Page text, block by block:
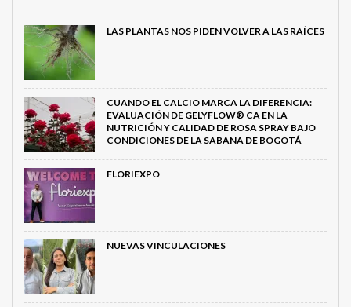
LAS PLANTAS NOS PIDEN VOLVER A LAS RAÍCES
CUANDO EL CALCIO MARCA LA DIFERENCIA:
EVALUACIÓN DE GELYFLOW® CA EN LA
NUTRICIÓN Y CALIDAD DE ROSA SPRAY BAJO
CONDICIONES DE LA SABANA DE BOGOTÁ
FLORIEXPO
NUEVAS VINCULACIONES